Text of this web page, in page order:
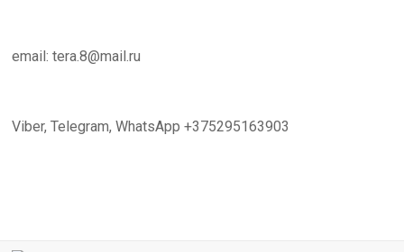
email: tera.8@mail.ru
Viber, Telegram, WhatsApp +375295163903